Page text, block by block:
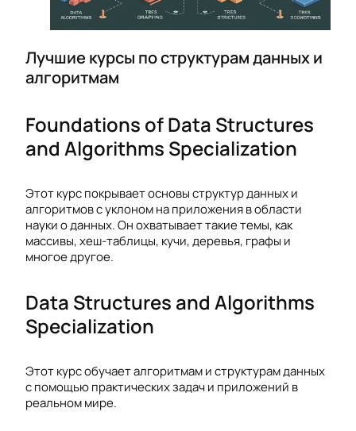
Лучшие курсы по структурам данных и
алгоритмам
Foundations of Data Structures
and Algorithms Specialization
Этот курс покрывает основы структур данных и
алгоритмов с уклоном на приложения в области
науки о данных. Он охватывает такие темы, как
массивы, хеш-таблицы, кучи, деревья, графы и
многое другое.
Data Structures and Algorithms
Specialization
Этот курс обучает алгоритмам и структурам данных
с помощью практических задач и приложений в
реальном мире.